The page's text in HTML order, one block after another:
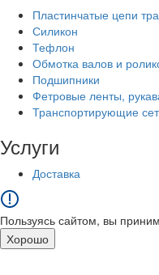
Пластинчатые цепи
Силикон
Тефлон
Обмотка валов и
Подшипники
Фетровые ленты,
Транспортирующие
Услуги
Доставка
Пользуясь сайтом, вы
Хорошо